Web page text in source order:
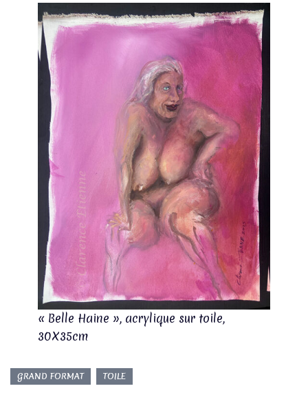
« Belle Haine », acrylique sur toile,
30X35cm
GRAND FORMAT TOILE